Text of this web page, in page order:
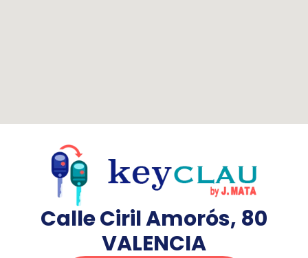
Calle Ciril Amorós, 80
VALENCIA